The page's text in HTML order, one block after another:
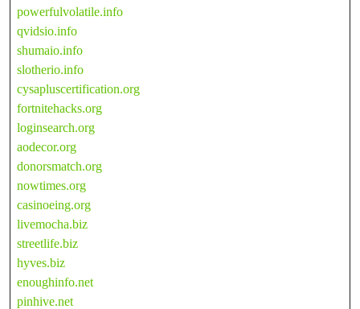
powerfulvolatile.info
qvidsio.info
shumaio.info
slotherio.info
cysapluscertification.org
fortnitehacks.org
loginsearch.org
aodecor.org
donorsmatch.org
nowtimes.org
casinoeing.org
livemocha.biz
streetlife.biz
hyves.biz
enoughinfo.net
pinhive.net